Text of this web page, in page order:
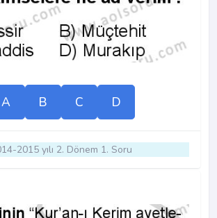
A B C D
2015 yılı 2. Dönem 1. Soru